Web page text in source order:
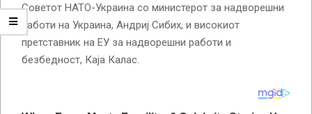
Советот НАТО-Украина со министерот за надворешни
работи на Украина, Андриј Сибих, и високиот
претставник на ЕУ за надворешни работи и
безбедност, Каја Калас.